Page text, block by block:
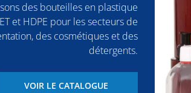
des bouteilles en plastique
et HDPE pour les secteurs de
des cosmétiques et des
détergents.
VOIR LE CATALOGUE